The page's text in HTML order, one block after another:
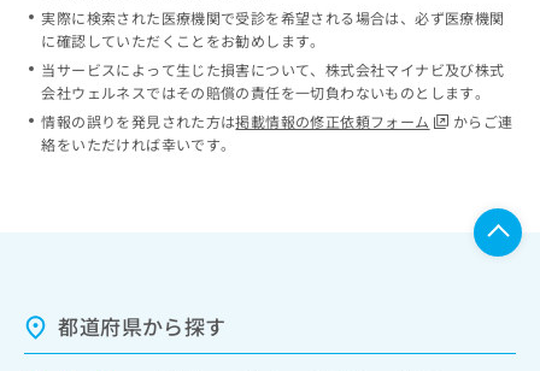
実際に検索された医療機関で受診を希望される場合は、必ず医療機関
に確認していただくことをお勧めします。
当サービスによって生じた損害について、株式会社マイナビ及び株式
会社ウェルネスではその賠償の責任を一切負わないものとします。
情報の誤りを発見された方は掲載情報の修正依頼フォーム
からご連
絡をいただければ幸いです。
都道府県から探す